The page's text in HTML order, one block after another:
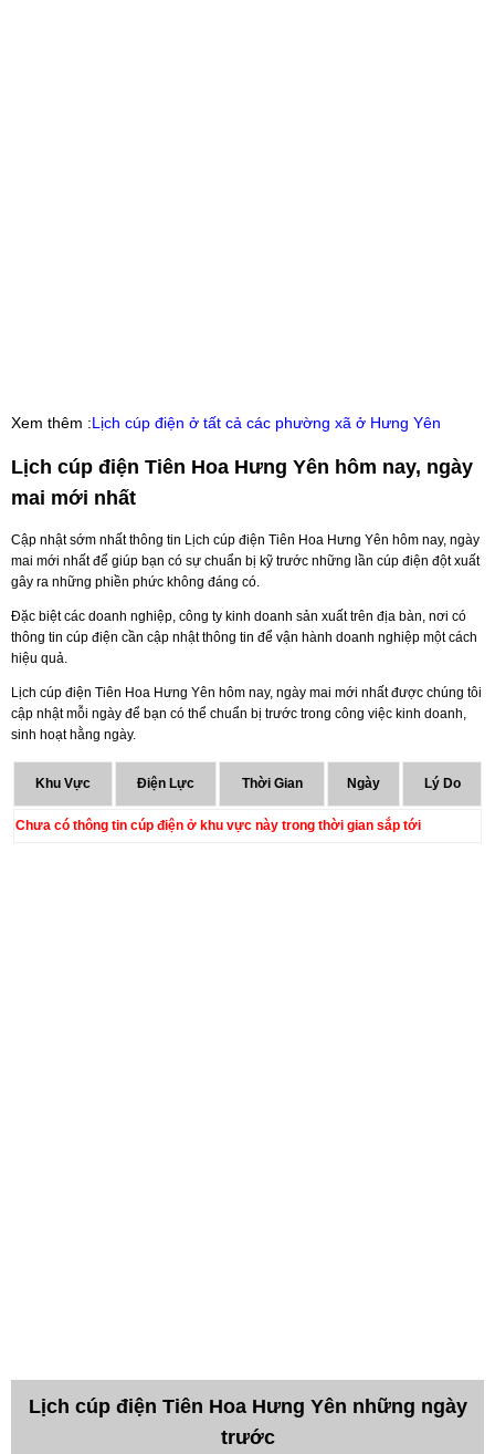
Xem thêm :Lịch cúp điện ở tất cả các phường xã ở Hưng Yên
Lịch cúp điện Tiên Hoa Hưng Yên hôm nay, ngày
mai mới nhất
Cập nhật sớm nhất thông tin Lịch cúp điện Tiên Hoa Hưng Yên hôm nay, ngày
mai mới nhất để giúp bạn có sự chuẩn bị kỹ trước những lần cúp điện đột xuất
gây ra những phiền phức không đáng có.
Đặc biệt các doanh nghiệp, công ty kinh doanh sản xuất trên địa bàn, nơi có
thông tin cúp điện cần cập nhật thông tin để vận hành doanh nghiệp một cách
hiệu quả.
Lịch cúp điện Tiên Hoa Hưng Yên hôm nay, ngày mai mới nhất được chúng tôi
cập nhật mỗi ngày để bạn có thể chuẩn bị trước trong công việc kinh doanh,
sinh hoạt hằng ngày.
Khu Vực Điện Lực Thời Gian Ngày Lý Do
Chưa có thông tin cúp điện ở khu vực này trong thời gian sắp tới
Lịch cúp điện Tiên Hoa Hưng Yên những ngày
trước